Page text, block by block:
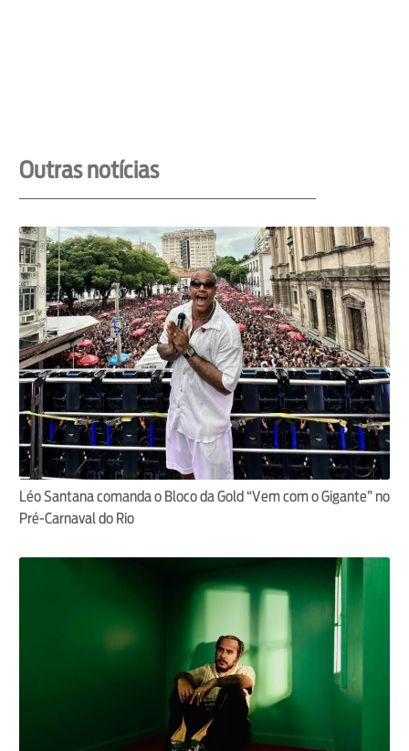
Outras notícias
Léo Santana comanda o Bloco da Gold “Vem com o Gigante” no
Pré-Carnaval do Rio